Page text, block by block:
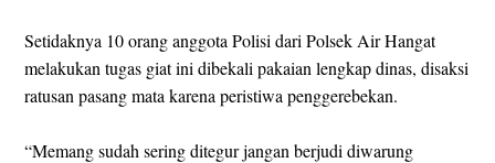
Setidaknya 10 orang anggota Polisi dari Polsek Air Hangat
melakukan tugas giat ini dibekali pakaian lengkap dinas, disaksi
ratusan pasang mata karena peristiwa penggerebekan.
“Memang sudah sering ditegur jangan berjudi diwarung